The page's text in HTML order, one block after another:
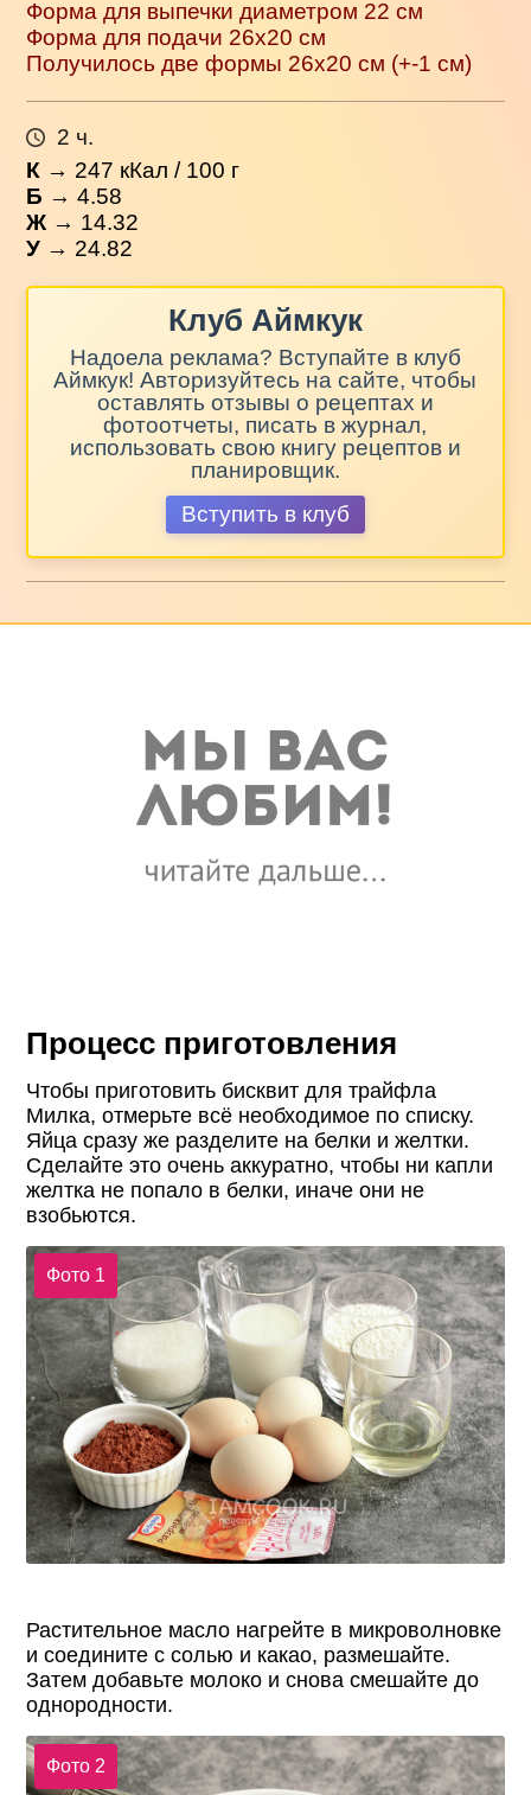
Форма для выпечки диаметром 22 см
Форма для подачи 26х20 см
Получилось две формы 26х20 см (+-1 см)
2 ч.
К → 247 кКал / 100 г
Б → 4.58
Ж → 14.32
У → 24.82
Клуб Аймкук
Надоела реклама? Вступайте в клуб
Аймкук! Авторизуйтесь на сайте, чтобы
оставлять отзывы о рецептах и
фотоотчеты, писать в журнал,
использовать свою книгу рецептов и
планировщик.
Вступить в клуб
Процесс приготовления
Чтобы приготовить бисквит для трайфла
Милка, отмерьте всё необходимое по списку.
Яйца сразу же разделите на белки и желтки.
Сделайте это очень аккуратно, чтобы ни капли
желтка не попало в белки, иначе они не
взобьются.
Фото 1
Растительное масло нагрейте в микроволновке
и соедините с солью и какао, размешайте.
Затем добавьте молоко и снова смешайте до
однородности.
Фото 2